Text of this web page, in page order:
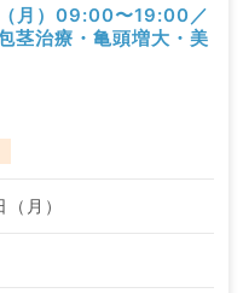
月）09:00〜19:00／
茎治療・亀頭増大・美
月）